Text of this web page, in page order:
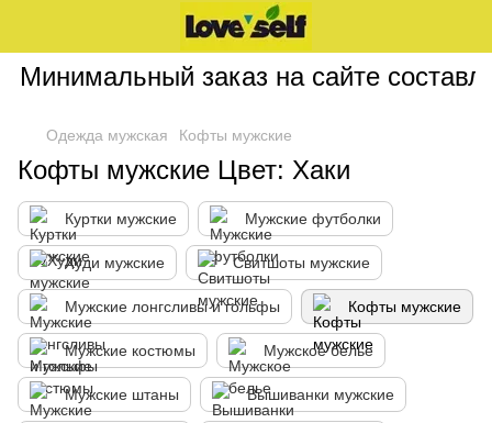
Минимальный заказ на сайте
Одежда мужская Кофты мужские
Кофты мужские Цвет: Хаки
Куртки мужские Мужские футболки
Худи мужские Свитшоты мужские
Мужские лонгсливы и гольфы Кофты мужские
Мужские костюмы Мужское белье
Мужские штаны Вышиванки мужские